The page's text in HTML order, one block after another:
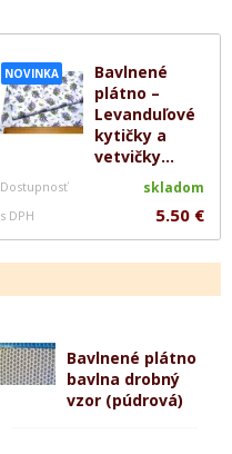
NOVINKA
Bavlnené
plátno –
Levanduľové
kytičky a
vetvičky...
Dostupnosť skladom
s DPH 5.50 €
Bavlnené plátno
bavlna drobný
vzor (púdrová)